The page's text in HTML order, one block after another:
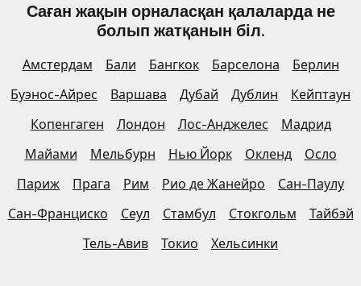
Саған жақын орналасқан қалаларда не
болып жатқанын біл.
Амстердам Бали Бангкок Барселона
Берлин
Буэнос-Айрес
Варшава Дубай Дублин
Кейптаун
Копенгаген
Лондон Лос-Анджелес
Мадрид
Майами
Мельбурн Нью Йорк Окленд
Осло
Париж
Прага Рим Рио де Жанейро
Сан-Паулу
Сан-Франциско
Сеул Стамбул Стокгольм
Тайбэй
Тель-Авив
Токио Хельсинки